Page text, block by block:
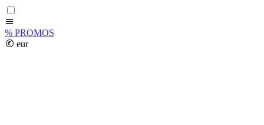
% PROMOS
eur